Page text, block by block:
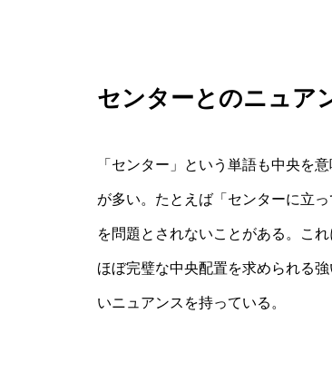
センターとのニュア
「センター」という単語も中央を
が多い。たとえば「センターに立
を問題とされないことがある。こ
ほぼ完璧な中央配置を求められる
いニュアンスを持っている。